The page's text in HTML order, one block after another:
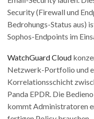
Security (Firewall und
Bedrohungs-Status aus)
Sophos-Endpoints im
WatchGuard Cloud
Netzwerk-Portfolio und
Korrelationsschicht
Panda EPDR. Die
kommt Administratoren